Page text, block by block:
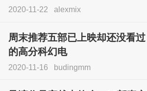
2020-11-22 alexmix
周末推荐五部已上映却还没看过
的高分科幻电
2020-11-16 budingmm